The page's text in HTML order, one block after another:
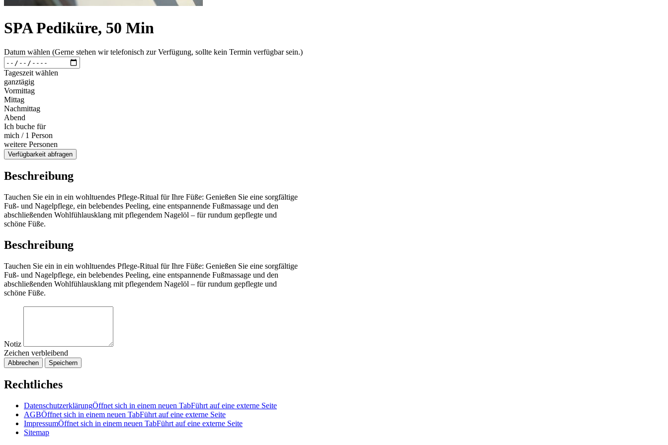
SPA Pediküre, 50 Min
Datum wählen (Gerne stehen wir telefonisch zur Verfügung, sollte kein Termin verfügbar sein.)
Tageszeit wählen
ganztägig
Vormittag
Mittag
Nachmittag
Abend
Ich buche für
mich / 1 Person
weitere Personen
Verfügbarkeit abfragen
Beschreibung
Tauchen Sie ein in ein wohltuendes Pflege-Ritual für Ihre Füße: Genießen Sie eine sorgfältige
Fuß- und Nagelpflege, ein belebendes Peeling, eine entspannende Fußmassage und den
abschließenden Wohlfühlausklang mit pflegendem Nagelöl – für rundum gepflegte und
schöne Füße.
Beschreibung
Tauchen Sie ein in ein wohltuendes Pflege-Ritual für Ihre Füße: Genießen Sie eine sorgfältige
Fuß- und Nagelpflege, ein belebendes Peeling, eine entspannende Fußmassage und den
abschließenden Wohlfühlausklang mit pflegendem Nagelöl – für rundum gepflegte und
schöne Füße.
Notiz
Zeichen verbleibend
Abbrechen Speichern
Rechtliches
DatenschutzerklärungÖffnet sich in einem neuen TabFührt auf eine externe Seite
AGBÖffnet sich in einem neuen TabFührt auf eine externe Seite
ImpressumÖffnet sich in einem neuen TabFührt auf eine externe Seite
Sitemap